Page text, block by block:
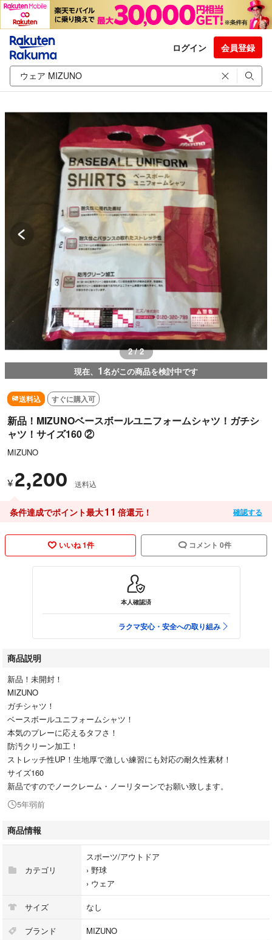
ログイン 会員登録
1 / 2
現在、 1名がこの商品を検討中です
送料込 すぐに購入可
新品！MIZUNOベースボールユニフォームシャツ！ガチシ
ャツ！サイズ160 ②
MIZUNO
¥ 2,200 送料込
条件達成でポイント最大11 倍還元！ 確認する
いいね 1件 コメント 0件
本人確認済
ラクマ安心・安全への取り組み
商品説明
新品！未開封！
MIZUNO
ガチシャツ！
ベースボールユニフォームシャツ！
本気のプレーに応えるタフさ！
防汚クリーン加工！
ストレッチ性UP！生地厚で激しい練習にも対応の耐久性素材！
サイズ160
新品ですのでノークレーム・ノーリターンでお願い致します。
5年弱前
商品情報
カテゴリ
スポーツ/アウトドア
› 野球
› ウェア
サイズ なし
ブランド MIZUNO